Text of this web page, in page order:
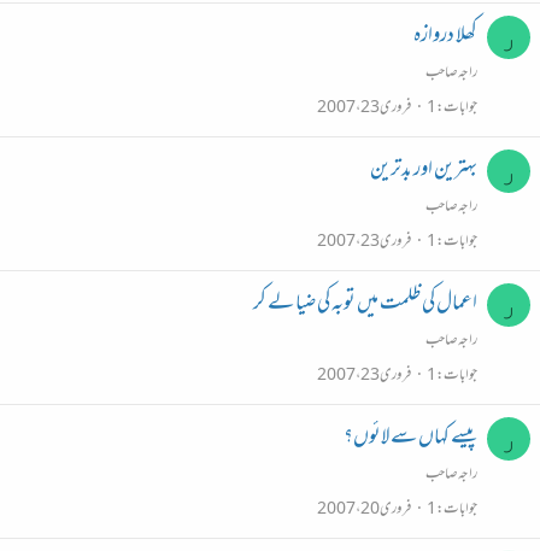
ر کھلا دروازہ
راجہ صاحب
جوابات 1 فروری 23، 2007
ر بہترين اور بدترين
راجہ صاحب
جوابات 1 فروری 23، 2007
ر اعمال کي ظلمت ميں توبہ کي ضيا لے کر
راجہ صاحب
جوابات 1 فروری 23، 2007
ر پیسے کہاں سے لائوں؟
راجہ صاحب
جوابات 1 فروری 20، 2007